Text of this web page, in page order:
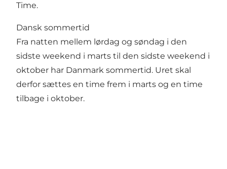
Time.
Dansk sommertid
Fra natten mellem lørdag og søndag i den
sidste weekend i marts til den sidste weekend i
oktober har Danmark sommertid. Uret skal
derfor sættes en time frem i marts og en time
tilbage i oktober.